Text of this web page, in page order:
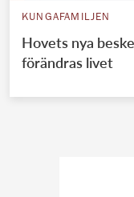
KUNGAFAMILJEN
Hovets nya
förändras livet